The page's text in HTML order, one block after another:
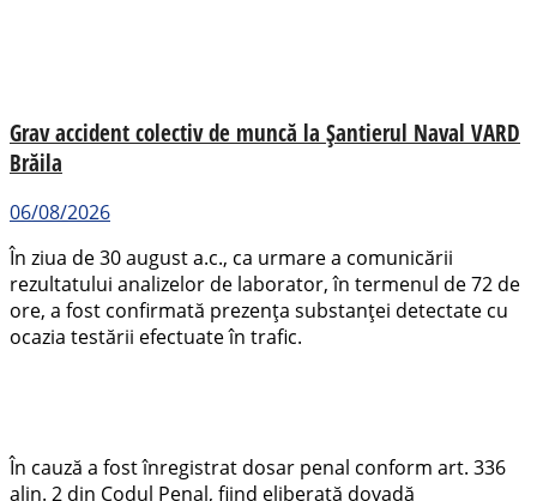
Grav accident colectiv de muncă la Șantierul Naval VARD
Brăila
06/08/2026
În ziua de 30 august a.c., ca urmare a comunicării
rezultatului analizelor de laborator, în termenul de 72 de
ore, a fost confirmată prezența substanței detectate cu
ocazia testării efectuate în trafic.
În cauză a fost înregistrat dosar penal conform art. 336
alin. 2 din Codul Penal, fiind eliberată dovadă